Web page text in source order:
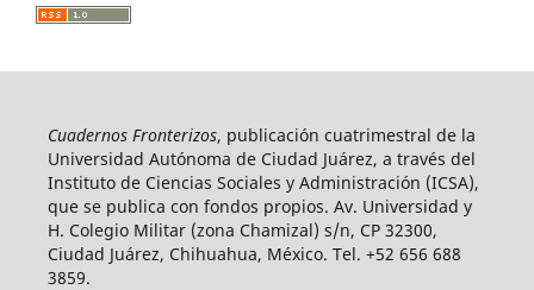
Cuadernos Fronterizos, publicación cuatrimestral de la
Universidad Autónoma de Ciudad Juárez, a través del
Instituto de Ciencias Sociales y Administración (ICSA),
que se publica con fondos propios. Av. Universidad y
H. Colegio Militar (zona Chamizal) s/n, CP 32300,
Ciudad Juárez, Chihuahua, México. Tel. +52 656 688
3859.